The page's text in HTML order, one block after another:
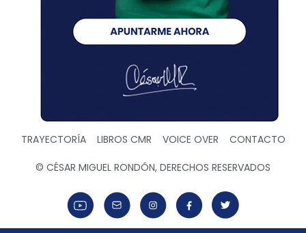
TRAYECTORÍA LIBROS CMR VOICE OVER CONTACTO
© CÉSAR MIGUEL RONDÓN, DERECHOS RESERVADOS